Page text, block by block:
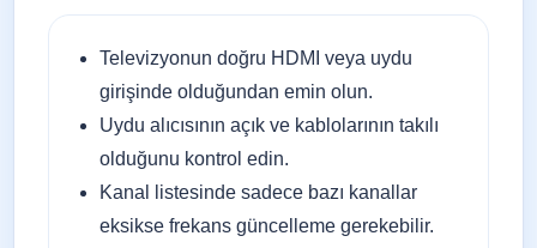
Televizyonun doğru HDMI veya uydu
girişinde olduğundan emin olun.
Uydu alıcısının açık ve kablolarının takılı
olduğunu kontrol edin.
Kanal listesinde sadece bazı kanallar
eksikse frekans güncelleme gerekebilir.